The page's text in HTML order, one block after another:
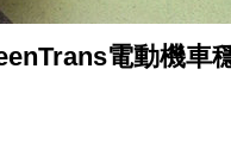
電動機車